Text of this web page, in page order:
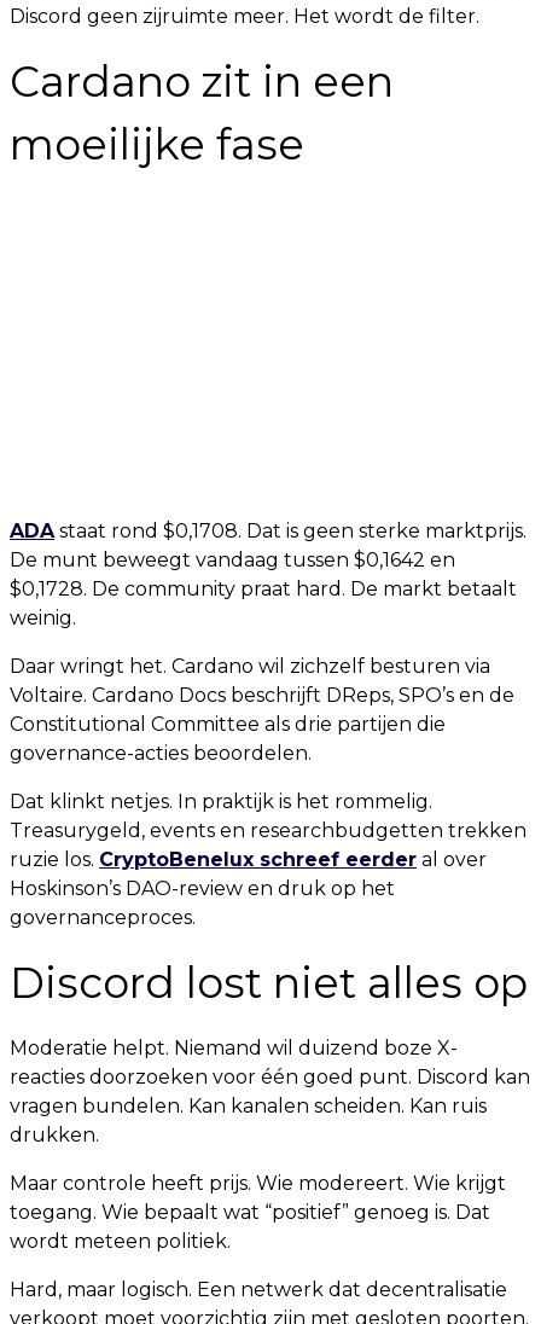
Discord geen zijruimte meer. Het wordt de filter.
Cardano zit in een
moeilijke fase
ADAstaat rond $0,1708. Dat is geen sterke marktprijs.
De munt beweegt vandaag tussen $0,1642 en
$0,1728. De community praat hard. De markt betaalt
weinig.
Daar wringt het. Cardano wil zichzelf besturen via
Voltaire. Cardano Docs beschrijft DReps, SPO’s en de
Constitutional Committee als drie partijen die
governance-acties beoordelen.
Dat klinkt netjes. In praktijk is het rommelig.
Treasurygeld, events en researchbudgetten trekken
ruzie los. CryptoBenelux schreef eerder al over
Hoskinson’s DAO-review en druk op het
governanceproces.
Discord lost niet alles op
Moderatie helpt. Niemand wil duizend boze X-
reacties doorzoeken voor één goed punt. Discord kan
vragen bundelen. Kan kanalen scheiden. Kan ruis
drukken.
Maar controle heeft prijs. Wie modereert. Wie krijgt
toegang. Wie bepaalt wat “positief” genoeg is. Dat
wordt meteen politiek.
Hard, maar logisch. Een netwerk dat decentralisatie
verkoopt moet voorzichtig zijn met gesloten poorten.